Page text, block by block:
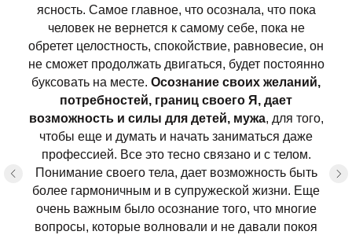
ясность. Самое главное, что осознала, что пока
человек не вернется к самому себе, пока не
обретет целостность, спокойствие, равновесие, он
не сможет продолжать двигаться, будет постоянно
буксовать на месте. Осознание своих желаний,
потребностей, границ своего Я, дает
возможность и силы для детей, мужа, для того,
чтобы еще и думать и начать заниматься даже
профессией. Все это тесно связано и с телом.
Понимание своего тела, дает возможность быть
более гармоничным и в супружеской жизни. Еще
очень важным было осознание того, что многие
вопросы, которые волновали и не давали покоя